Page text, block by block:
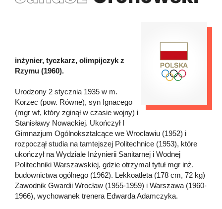
inżynier, tyczkarz, olimpijczyk z
Rzymu (1960).
Urodzony 2 stycznia 1935 w m.
Korzec (pow. Równe), syn Ignacego
(mgr wf, który zginął w czasie wojny) i
Stanisławy Nowackiej. Ukończył I
Gimnazjum Ogólnokształcące we Wrocławiu (1952) i
rozpoczął studia na tamtejszej Politechnice (1953), które
ukończył na Wydziale Inżynierii Sanitarnej i Wodnej
Politechniki Warszawskiej, gdzie otrzymał tytuł mgr inż.
budownictwa ogólnego (1962). Lekkoatleta (178 cm, 72 kg)
Zawodnik Gwardii Wrocław (1955-1959) i Warszawa (1960-
1966), wychowanek trenera Edwarda Adamczyka.